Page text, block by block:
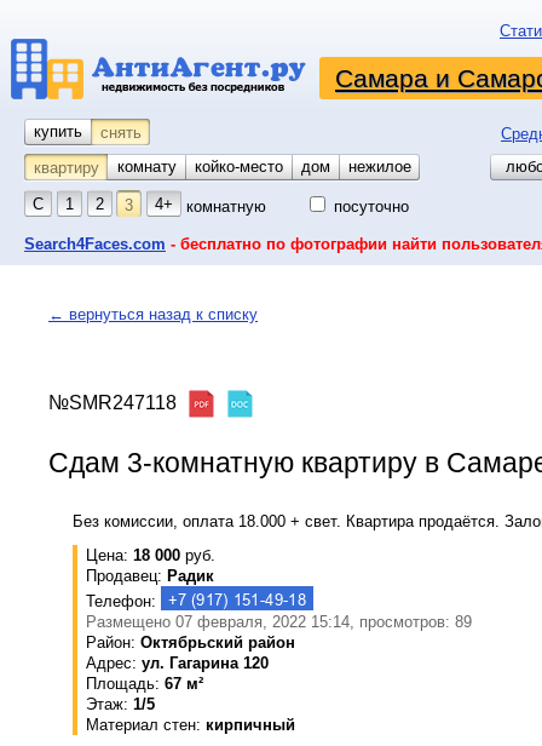
Самара и
купить снять
квартиру
комнату койко-место дом гараж
участок
нежилое
С 1 2 3 4+ комнатную посуточно
Search4Faces.com - бесплатно по фотографии найти
← вернуться назад к списку
№SMR247118
Сдам 3-комнатную квартиру в
Без комиссии, оплата 18.000 + свет. Квартира продаётся.
Цена: 18 000 руб.
Продавец: Радик
Телефон:
Размещено 07 февраля, 2022 15:14, просмотров: 89
Район: Октябрьский район
Адрес: ул. Гагарина 120
Площадь: 67 м²
Этаж: 1/5
Материал стен: кирпичный